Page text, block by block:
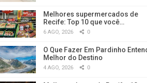
Melhores supermercados de
Recife: Top 10 que você…
6 AGO, 2026 0
O Que Fazer Em Pardinho
Melhor do Destino
4 AGO, 2026 0